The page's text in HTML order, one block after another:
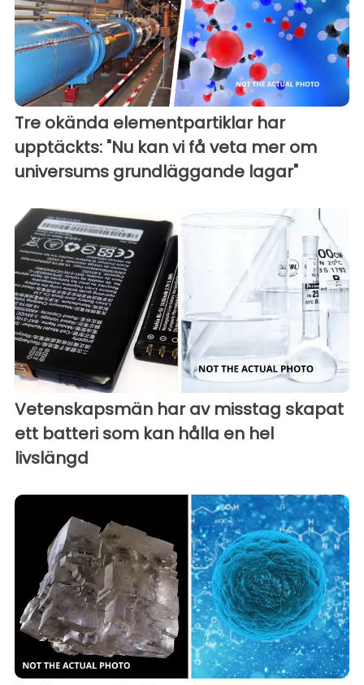
Tre okända elementpartiklar har
upptäckts: "Nu kan vi få veta mer om
universums grundläggande lagar"
Vetenskapsmän har av misstag skapat
ett batteri som kan hålla en hel
livslängd